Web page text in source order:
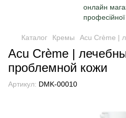
Каталог Кремы Acu Crème |
Acu Crème |
проблемной кожи
Артикул: DMK-00010